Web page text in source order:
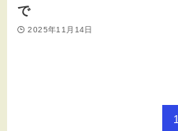
で
2025年11月14日
1